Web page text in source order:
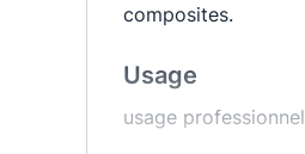
composites.
Usage
usage professionnel